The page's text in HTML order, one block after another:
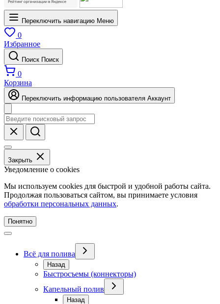
Переключить навигацию Меню
0
Избранное
Поиск Поиск
0
Корзина
Переключить информацию пользователя Аккаунт
Закрыть
Уведомление о cookies
Мы используем cookies для быстрой и удобной работы сайта.
Продолжая пользоваться сайтом, вы принимаете условия
обработки персональных данных.
Понятно
Всё для полива
Назад
Быстросъемы (коннекторы)
Капельный полив
Назад